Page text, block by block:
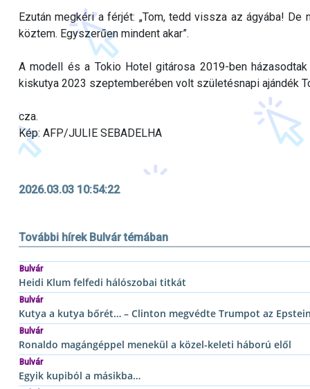
Ezután megkéri a férjét: „Tom, tedd vissza az ágyába!
köztem. Egyszerűen mindent akar”.
A modell és a Tokio Hotel gitárosa 2019-ben
kiskutya 2023 szeptemberében volt születésnapi ajándék
cza.
Kép: AFP/JULIE SEBADELHA
2026.03.03 10:54:22
További hírek Bulvár témában
Bulvár
Heidi Klum felfedi hálószobai titkát
Bulvár
Kutya a kutya bőrét… – Clinton megvédte Trumpot az
Bulvár
Ronaldo magángéppel menekül a közel-keleti háború elől
Bulvár
Egyik kupiból a másikba…